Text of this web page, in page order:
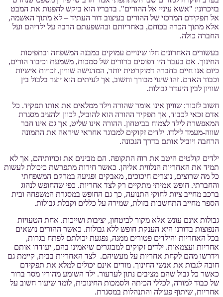
בזיכרוני: "אשא עיניי אל ההורים". בדבריו הוא ביקש להפנות את המבט
אל תפקידם המרכזי של ההורים בעיצוב דור העתיד – לא מתוך האשמה,
אלא מתוך הכרה בכוחם, באחריותם ובהשפעתם הרבה על ילדיהם ועל
החברה כולה.
בעשורים האחרונים חלו שינויים עמוקים במבנה המשפחה ובתפיסות
החינוך. אם בעבר היו דפוסים ברורים של סמכות, משמעת וכיבוד הורים,
כיום אנו חיים בחברה דמוקרטית יותר, המדגישה שוויון, זכויות אישיות
וכבוד האדם. זהו שינוי מבורך וחשוב, אך לעיתים הוא יוצר בלבול בין
שוויון לבין היעדר גבולות.
חשוב לזכור: שוויון אינו אומר שהורה וילד ממלאים את אותו תפקיד. כל
אדם זכאי לכבוד, אך תפקיד ההורה הוא להוביל, לכוון ולהציב מסגרת
המאפשרת לילד לצמוח בביטחון. ההורה אינו שליט, אך גם אינו חבר
שווה-מעמד לילדו. ילדים זקוקים למבוגר אחראי שיראה את התמונה
הרחבה ויוביל אותם בדרך הנכונה.
ילדים קולטים היטב את רוח התקופה. הם מבינים את זכויותיהם, אך לא
תמיד את האחריות הנלווית אליהן. כאשר חירות מתפרשת כיכולת לעשות
כל מה שרוצים, נוצרים חיכוכים, מאבקים ופגיעה במרקם המשפחתי
והחברתי. חופש אמיתי מתקיים רק לצד אחריות. כפי שהחופש לנהוג
ברכב מחייב ציות לחוקי התנועה, כך גם החופש במסגרת המשפחה ובית
הספר מחייב התחשבות בזולת, שמירה על כללים וקבלת גבולות.
גבולות אינם עונש אלא מקור לביטחון, יציבות ושייכות. אחת הטעויות
הנפוצות בדורנו היא הענקת חופש ללא גבולות. כאשר ההורים נושאים
בכל האחריות והילדים פטורים ממנה, נפגעת יכולתם לפתח בגרות,
אחריות ועצמאות. ילדים זקוקים למבוגרים שיאמינו בהם, יעודדו אותם
וידרשו מהם לקחת אחריות על מעשיהם. לצד האחריות בבית, קיימת גם
חובה לגבות את אנשי החינוך. מורים אינם יכולים למלא את תפקידם
כאשר כל גבול שהם מציבים נתון לערעור. ילד השומע מהוריו מסר ברור
של כבוד למורה, לכללי הכיתה ולסמכות החינוכית, לומד שיעור חשוב על
אחריות, שיתוף פעולה והתנהלות במסגרת.